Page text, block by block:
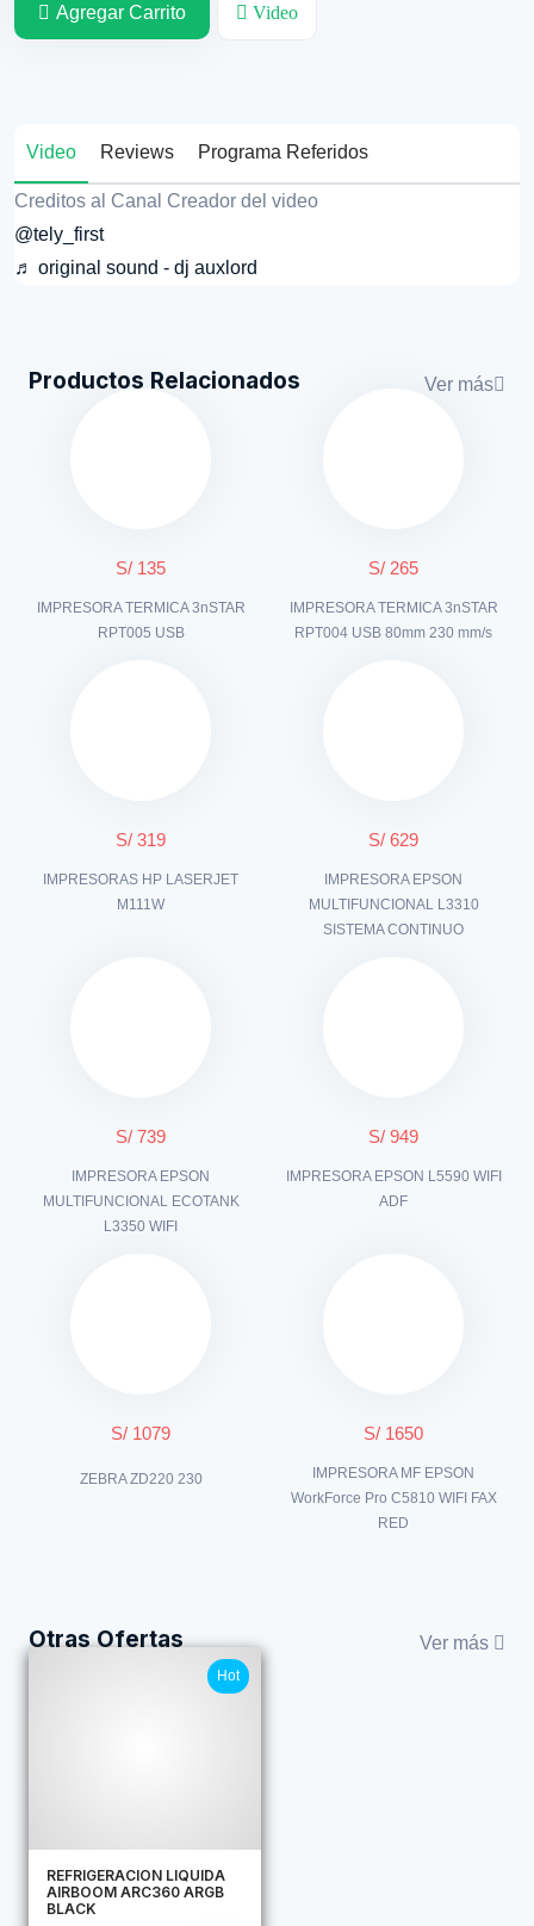
Agregar Carrito Video
Video Reviews Programa Referidos
Creditos al Canal Creador del video
@tely_first
♬ original sound - dj auxlord
Productos Relacionados Ver más
S/ 135
IMPRESORA TERMICA 3nSTAR
RPT005 USB
S/ 265
IMPRESORA TERMICA 3nSTAR
RPT004 USB 80mm 230 mm/s
S/ 319
IMPRESORAS HP LASERJET
M111W
S/ 629
IMPRESORA EPSON
MULTIFUNCIONAL L3310
SISTEMA CONTINUO
S/ 739
IMPRESORA EPSON
MULTIFUNCIONAL ECOTANK
L3350 WIFI
S/ 949
IMPRESORA EPSON L5590 WIFI
ADF
S/ 1079
ZEBRA ZD220 230
S/ 1650
IMPRESORA MF EPSON
WorkForce Pro C5810 WIFI FAX
RED
Otras Ofertas Ver más
Hot
REFRIGERACION LIQUIDA
AIRBOOM ARC360 ARGB
BLACK